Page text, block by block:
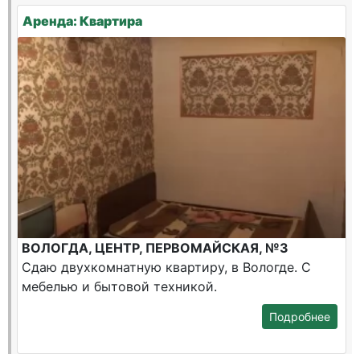
Аренда: Квартира
ВОЛОГДА, ЦЕНТР, ПЕРВОМАЙСКАЯ, №3
Сдаю двухкомнатную квартиру, в Вологде. С
мебелью и бытовой техникой.
Подробнее